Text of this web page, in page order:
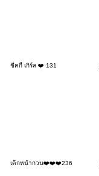
ชีคกี้ เกิร์ล ❤️ 131
เด็กหน้ากวน❤️❤️❤️236